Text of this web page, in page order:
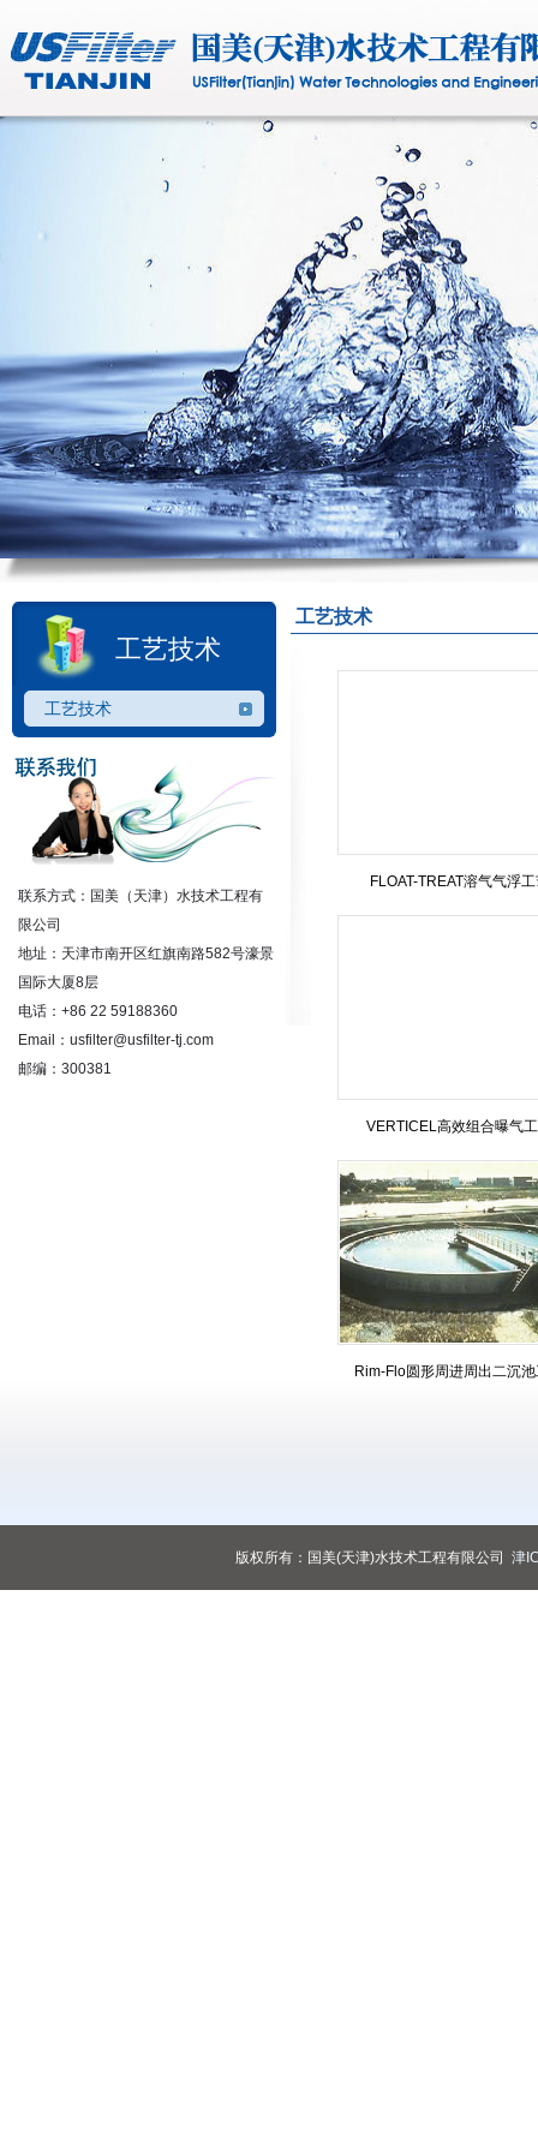
工艺技术
工艺技术
联系方式：国美（天津）水技术工程有
限公司
地址：天津市南开区红旗南路582号濠景
国际大厦8层
电话：+86 22 59188360
Email：usfilter@usfilter-tj.com
邮编：300381
工艺技术
FLOAT-TREAT溶气气浮
VERTICEL高效组合曝气
Rim-Flo圆形周进周出二沉
版权所有：国美(天津)水技术工程有限公司津